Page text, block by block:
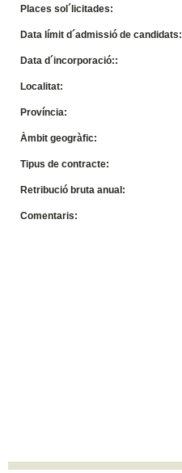
Places sol´licitades:
Data límit d´admissió de candidats:
Data d´incorporació::
Localitat:
Província:
Àmbit geogràfic:
Tipus de contracte:
Retribució bruta anual:
Comentaris: